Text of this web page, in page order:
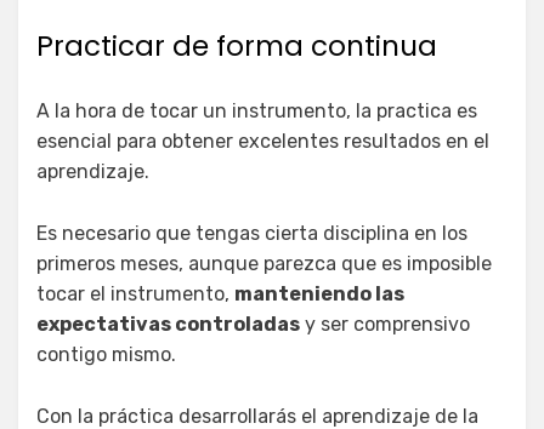
Practicar de forma continua
A la hora de tocar un instrumento, la practica es
esencial para obtener excelentes resultados en el
aprendizaje.
Es necesario que tengas cierta disciplina en los
primeros meses, aunque parezca que es imposible
tocar el instrumento, manteniendo las
expectativas controladas y ser comprensivo
contigo mismo.
Con la práctica desarrollarás el aprendizaje de la